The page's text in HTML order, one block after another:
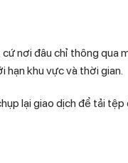
nơi đâu chỉ thông qua
hạn khu vực và thời gian.
lại giao dịch để tải